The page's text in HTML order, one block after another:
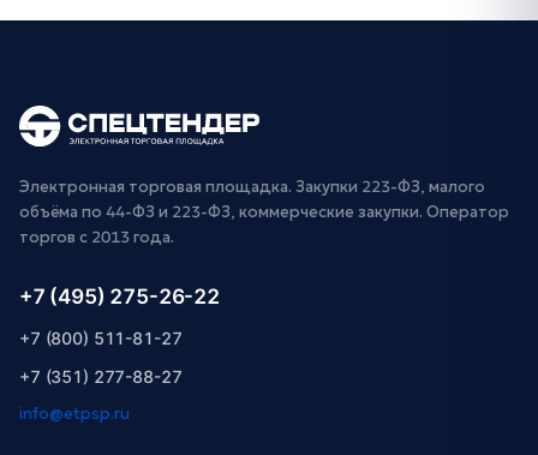
Электронная торговая площадка. Закупки 223-ФЗ, малого
объёма по 44-ФЗ и 223-ФЗ, коммерческие закупки. Оператор
торгов с 2013 года.
+7 (495) 275-26-22
+7 (800) 511-81-27
+7 (351) 277-88-27
info@etpsp.ru